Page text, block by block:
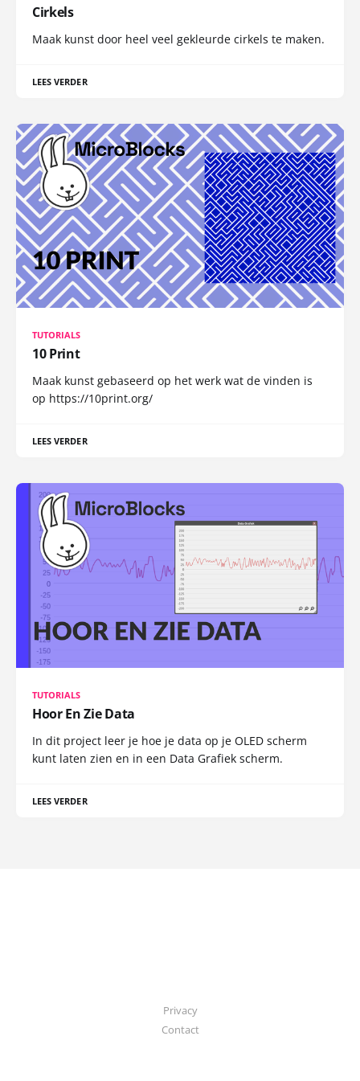
Cirkels
Maak kunst door heel veel gekleurde cirkels te maken.
LEES VERDER
TUTORIALS
10 Print
Maak kunst gebaseerd op het werk wat de vinden is
op https://10print.org/
LEES VERDER
TUTORIALS
Hoor En Zie Data
In dit project leer je hoe je data op je OLED scherm
kunt laten zien en in een Data Grafiek scherm.
LEES VERDER
Privacy
Contact